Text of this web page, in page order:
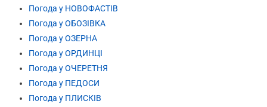
Погода у НОВОФАСТІВ
Погода у ОБОЗІВКА
Погода у ОЗЕРНА
Погода у ОРДИНЦІ
Погода у ОЧЕРЕТНЯ
Погода у ПЕДОСИ
Погода у ПЛИСКІВ